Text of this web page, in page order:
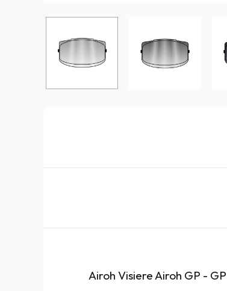
Airoh Visiere Airoh GP -